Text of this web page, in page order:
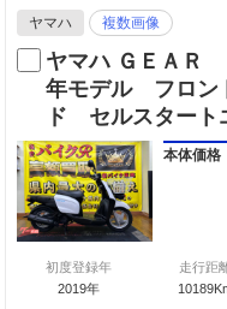
ヤマハ 複数画像
ヤマハ ＧＥＡＲ
年モデル フロン
ド セルスタート
本体価格
初度登録年
2019年
走行距